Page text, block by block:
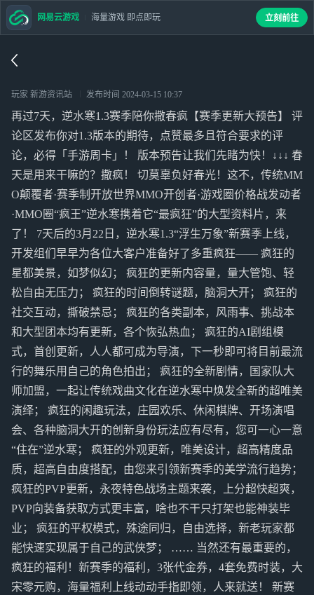
玩家 新游资讯站 发布时间 2024-03-15 10:37
再过7天，逆水寒1.3赛季陪你撒春疯【赛季更新大预告】 评
论区发布你对1.3版本的期待，点赞最多且符合要求的评
论，必得「手游周卡」！ 版本预告让我们先睹为快！↓↓↓ 春
天是用来干嘛的？撒疯！ 切莫辜负好春光！这不，传统MM
O颠覆者·赛季制开放世界MMO开创者·游戏圈价格战发动者
·MMO圈“疯王”逆水寒携着它“最疯狂”的大型资料片，来
了！ 7天后的3月22日，逆水寒1.3“浮生万象”新赛季上线，
开发组们早早为各位大客户准备好了多重疯狂—— 疯狂的
星都美景，如梦似幻； 疯狂的更新内容量，量大管饱、轻
松自由无压力； 疯狂的时间倒转谜题，脑洞大开； 疯狂的
社交互动，撕破禁忌； 疯狂的各类副本，风雨事、挑战本
和大型团本均有更新，各个恢弘热血； 疯狂的AI剧组模
式，首创更新，人人都可成为导演，下一秒即可将目前最流
行的舞乐用自己的角色拍出； 疯狂的全新剧情，国家队大
师加盟，一起让传统戏曲文化在逆水寒中焕发全新的超唯美
演绎； 疯狂的闲趣玩法，庄园欢乐、休闲棋牌、开场演唱
会、各种脑洞大开的创新身份玩法应有尽有，您可一心一意
“住在”逆水寒； 疯狂的外观更新，唯美设计，超高精度品
质，超高自由度搭配，由您来引领新赛季的美学流行趋势；
疯狂的PVP更新，永夜特色战场主题来袭，上分超快超爽，
PVP向装备获取方式更丰富，啥也不干只打架也能神装毕
业； 疯狂的平权模式，殊途同归，自由选择，新老玩家都
能快速实现属于自己的武侠梦； …… 当然还有最重要的，
疯狂的福利！新赛季的福利，3张代金券，4套免费时装，大
宋零元购，海量福利上线动动手指即领，人来就送！ 新赛
网易云游戏 海量游戏 即点即玩 立刻前往